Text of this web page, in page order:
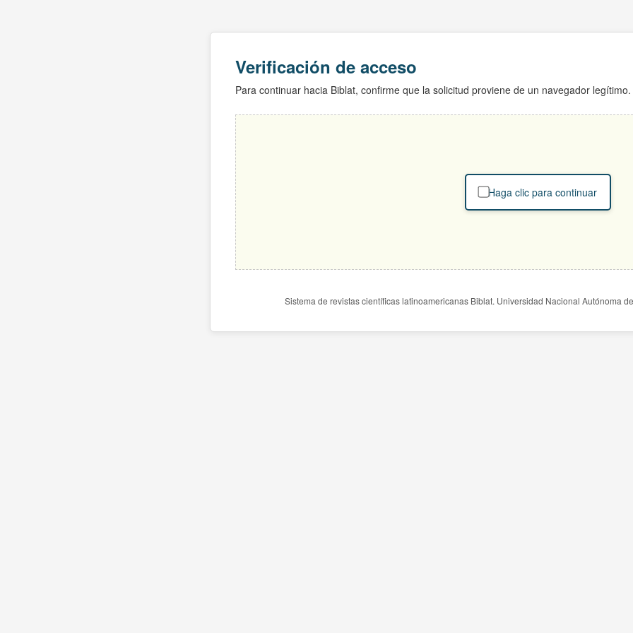
Verificación de acceso
Para continuar hacia Biblat, confirme que la solicitud proviene de un navegador legítimo.
Haga clic para continuar
Sistema de revistas científicas latinoamericanas Biblat. Universidad Nacional Autónoma